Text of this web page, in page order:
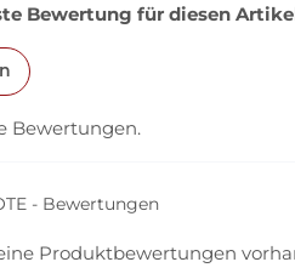
Bewertung für diesen
Bewertungen.
- Bewertungen
Produktbewertungen